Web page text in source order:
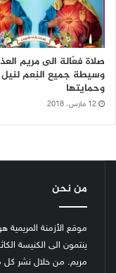
صلاة فعّالة الى مريم
وسيطة جميع النِعم لنيل
وحمايتها
12 مارس، 2018
من نحن
موقع الأزمنة
ينتمون الى الكنيسة
مريم. من خلال نشر كل